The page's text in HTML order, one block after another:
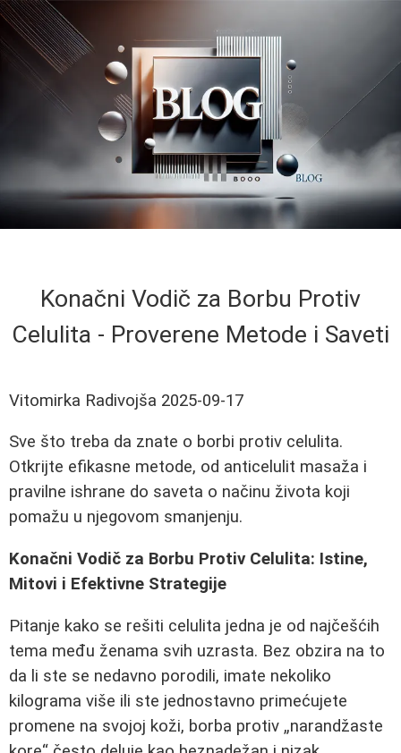
Konačni Vodič za Borbu Protiv
Celulita - Proverene Metode i Saveti
Vitomirka Radivojša 2025-09-17
Sve što treba da znate o borbi protiv celulita.
Otkrijte efikasne metode, od anticelulit masaža i
pravilne ishrane do saveta o načinu života koji
pomažu u njegovom smanjenju.
Konačni Vodič za Borbu Protiv Celulita: Istine,
Mitovi i Efektivne Strategije
Pitanje kako se rešiti celulita jedna je od najčešćih
tema među ženama svih uzrasta. Bez obzira na to
da li ste se nedavno porodili, imate nekoliko
kilograma više ili ste jednostavno primećujete
promene na svojoj koži, borba protiv „narandžaste